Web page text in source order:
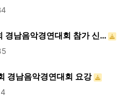
경남음악경연대회 참가 신…
경남음악경연대회 요강